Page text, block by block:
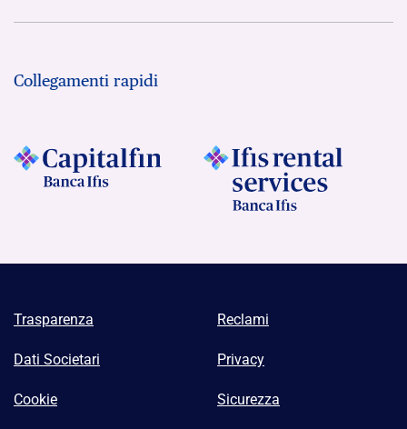
Collegamenti rapidi
Trasparenza Reclami
Dati Societari Privacy
Cookie Sicurezza